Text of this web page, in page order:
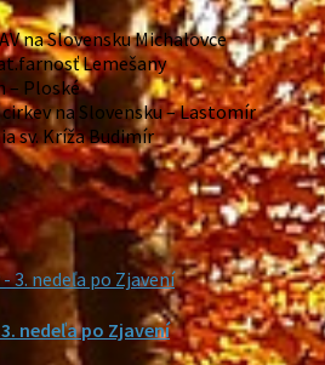
na Slovensku Michalovce
Lemešany
– Ploské
na Slovensku – Lastomír
sv. Kríža Budimír
nedeľa po Zjavení